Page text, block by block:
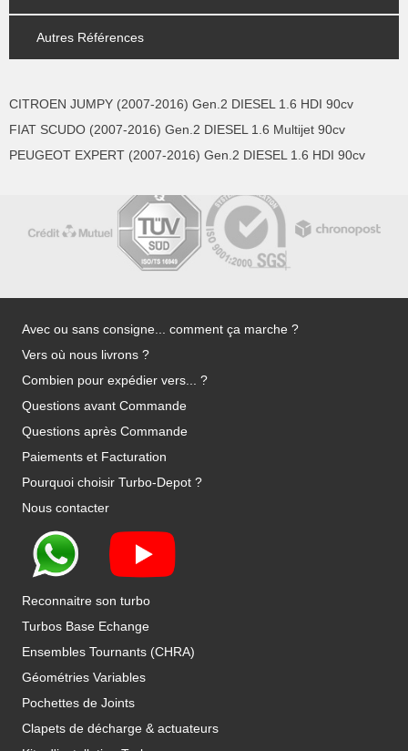
Autres Références
CITROEN JUMPY (2007-2016) Gen.2 DIESEL 1.6 HDI 90cv
FIAT SCUDO (2007-2016) Gen.2 DIESEL 1.6 Multijet 90cv
PEUGEOT EXPERT (2007-2016) Gen.2 DIESEL 1.6 HDI 90cv
Avec ou sans consigne... comment ça marche ?
Vers où nous livrons ?
Combien pour expédier vers... ?
Questions avant Commande
Questions après Commande
Paiements et Facturation
Pourquoi choisir Turbo-Depot ?
Nous contacter
Reconnaitre son turbo
Turbos Base Echange
Ensembles Tournants (CHRA)
Géométries Variables
Pochettes de Joints
Clapets de décharge & actuateurs